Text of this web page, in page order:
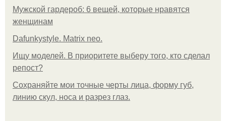
Мужской гардероб: 6 вещей, которые нравятся
женщинам
Dafunkystyle. Matrix neo.
Ищу моделей. В приоритете выберу того, кто сделал
репост?
Сохраняйте мои точные черты лица, форму губ,
линию скул, носа и разрез глаз.